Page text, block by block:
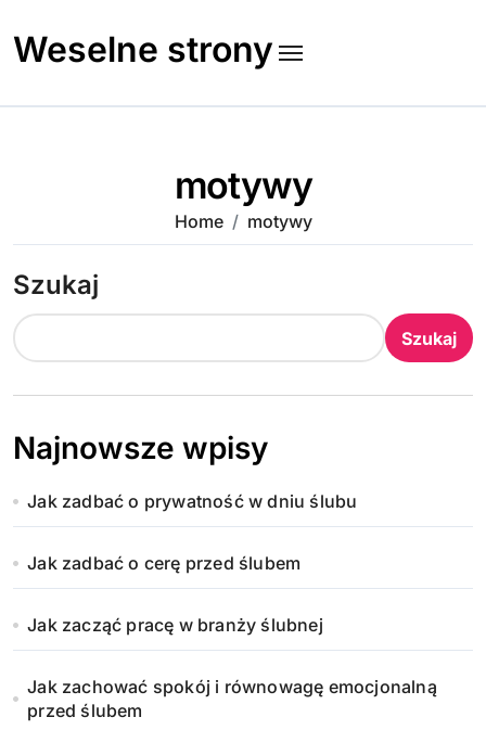
to
content
Weselne strony
motywy
Home motywy
Szukaj
Szukaj
Najnowsze wpisy
Jak zadbać o prywatność w dniu ślubu
Jak zadbać o cerę przed ślubem
Jak zacząć pracę w branży ślubnej
Jak zachować spokój i równowagę emocjonalną
przed ślubem